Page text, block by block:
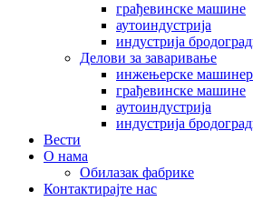
грађевинске машине
аутоиндустрија
индустрија
Делови за заваривање
инжењерске
грађевинске машине
аутоиндустрија
индустрија
Вести
О нама
Обилазак фабрике
Контактирајте нас